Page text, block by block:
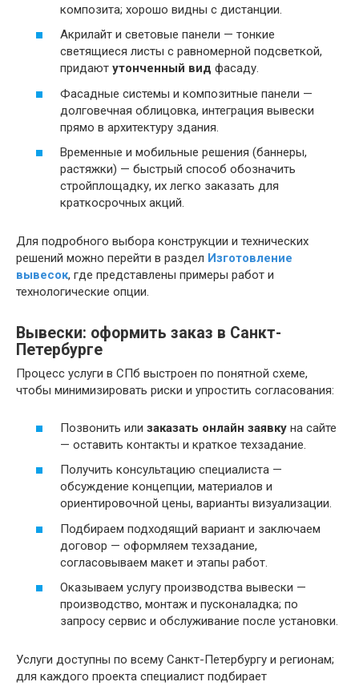
композита; хорошо видны с дистанции.
Акрилайт и световые панели — тонкие
светящиеся листы с равномерной подсветкой,
придают утонченный вид фасаду.
Фасадные системы и композитные панели —
долговечная облицовка, интеграция вывески
прямо в архитектуру здания.
Временные и мобильные решения (баннеры,
растяжки) — быстрый способ обозначить
стройплощадку, их легко заказать для
краткосрочных акций.
Для подробного выбора конструкции и технических
решений можно перейти в раздел Изготовление
вывесок, где представлены примеры работ и
технологические опции.
Вывески: оформить заказ в Санкт-
Петербурге
Процесс услуги в СПб выстроен по понятной схеме,
чтобы минимизировать риски и упростить согласования:
Позвонить или заказать онлайн заявку на сайте
— оставить контакты и краткое техзадание.
Получить консультацию специалиста —
обсуждение концепции, материалов и
ориентировочной цены, варианты визуализации.
Подбираем подходящий вариант и заключаем
договор — оформляем техзадание,
согласовываем макет и этапы работ.
Оказываем услугу производства вывески —
производство, монтаж и пусконаладка; по
запросу сервис и обслуживание после установки.
Услуги доступны по всему Санкт-Петербургу и регионам;
для каждого проекта специалист подбирает